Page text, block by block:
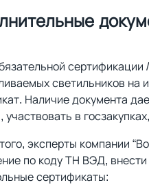
светильников на
Наличие документа
участвовать в
эксперты компании
по коду ТН ВЭД,
сертификаты: